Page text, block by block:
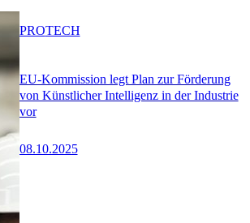
EU-Kommission legt Plan zur Förderung
von Künstlicher Intelligenz in der Industrie
vor
08.10.2025
PROTECH